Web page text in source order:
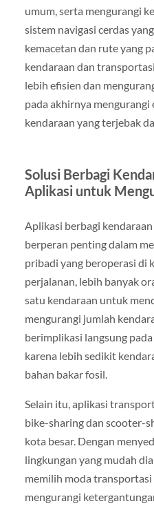
umum, serta mengurangi
sistem navigasi cerdas
kemacetan dan rute yang
kendaraan dan
lebih efisien dan
pada akhirnya mengurangi
kendaraan yang terjebak
Solusi Berbagi
Aplikasi untuk
Aplikasi berbagi
berperan penting dalam
pribadi yang beroperasi di
perjalanan, lebih banyak
satu kendaraan untuk
mengurangi jumlah
berimplikasi langsung
karena lebih sedikit
bahan bakar fosil.
Selain itu, aplikasi
bike-sharing dan scooter-
kota besar. Dengan
lingkungan yang mudah
memilih moda
mengurangi